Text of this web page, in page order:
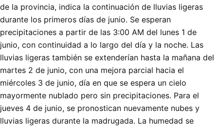
de la provincia, indica la continuación de lluvias ligeras
durante los primeros días de junio. Se esperan
precipitaciones a partir de las 3:00 AM del lunes 1 de
junio, con continuidad a lo largo del día y la noche. Las
lluvias ligeras también se extenderían hasta la mañana del
martes 2 de junio, con una mejora parcial hacia el
miércoles 3 de junio, día en que se espera un cielo
mayormente nublado pero sin precipitaciones. Para el
jueves 4 de junio, se pronostican nuevamente nubes y
lluvias ligeras durante la madrugada. La humedad se